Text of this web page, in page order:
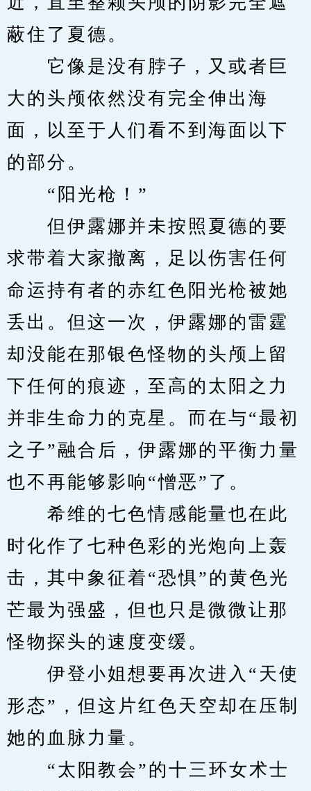
蔽住了夏德。
它像是没有脖子，又或者巨
大的头颅依然没有完全伸出海
面，以至于人们看不到海面以下
的部分。
“阳光枪！”
但伊露娜并未按照夏德的要
求带着大家撤离，足以伤害任何
命运持有者的赤红色阳光枪被她
丢出。但这一次，伊露娜的雷霆
却没能在那银色怪物的头颅上留
下任何的痕迹，至高的太阳之力
并非生命力的克星。而在与“最初
之子”融合后，伊露娜的平衡力量
也不再能够影响“憎恶”了。
希维的七色情感能量也在此
时化作了七种色彩的光炮向上轰
击，其中象征着“恐惧”的黄色光
芒最为强盛，但也只是微微让那
怪物探头的速度变缓。
伊登小姐想要再次进入“天使
形态”，但这片红色天空却在压制
她的血脉力量。
“太阳教会”的十三环女术士